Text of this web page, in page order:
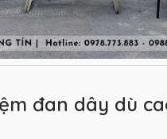
đan dây dù